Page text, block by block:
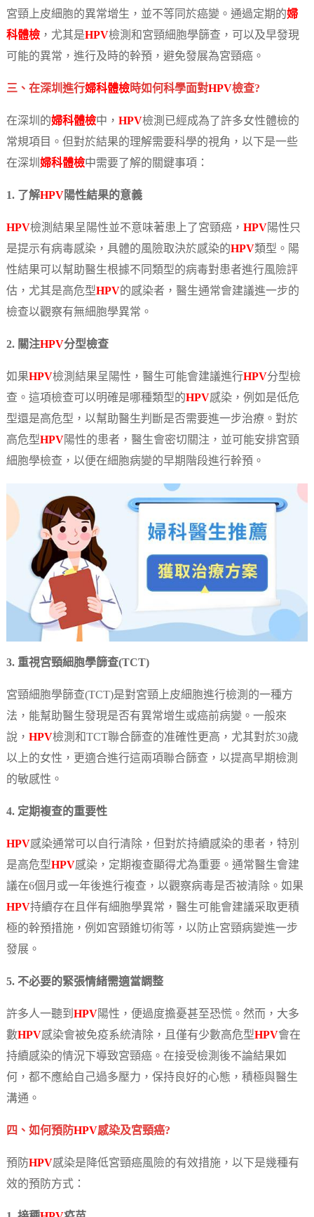
宮頸上皮細胞的異常增生，並不等同於癌變。通過定期的婦
科體檢，尤其是HPV檢測和宮頸細胞學篩查，可以及早發現
可能的異常，進行及時的幹預，避免發展為宮頸癌。
三、在深圳進行婦科體檢時如何科學面對HPV檢查?
在深圳的婦科體檢中， HPV檢測已經成為了許多女性體檢的
常規項目。但對於結果的理解需要科學的視角，以下是一些
在深圳 婦科體檢中需要了解的關鍵事項：
1. 了解HPV陽性結果的意義
HPV檢測結果呈陽性並不意味著患上了宮頸癌， HPV陽性只
是提示有病毒感染，具體的風險取決於感染的HPV類型。陽
性結果可以幫助醫生根據不同類型的病毒對患者進行風險評
估，尤其是高危型HPV的感染者，醫生通常會建議進一步的
檢查以觀察有無細胞學異常。
2. 關注HPV分型檢查
如果HPV檢測結果呈陽性，醫生可能會建議進行HPV分型檢
查。這項檢查可以明確是哪種類型的HPV感染，例如是低危
型還是高危型，以幫助醫生判斷是否需要進一步治療。對於
高危型HPV陽性的患者，醫生會密切關注，並可能安排宮頸
細胞學檢查，以便在細胞病變的早期階段進行幹預。
3. 重視宮頸細胞學篩查(TCT)
宮頸細胞學篩查(TCT)是對宮頸上皮細胞進行檢測的一種方
法，能幫助醫生發現是否有異常增生或癌前病變。一般來
說， HPV檢測和TCT聯合篩查的准確性更高，尤其對於30歲
以上的女性，更適合進行這兩項聯合篩查，以提高早期檢測
的敏感性。
4. 定期複查的重要性
HPV感染通常可以自行清除，但對於持續感染的患者，特別
是高危型HPV感染，定期複查顯得尤為重要。通常醫生會建
議在6個月或一年後進行複查，以觀察病毒是否被清除。如果
HPV持續存在且伴有細胞學異常，醫生可能會建議采取更積
極的幹預措施，例如宮頸錐切術等，以防止宮頸病變進一步
發展。
5. 不必要的緊張情緒需適當調整
許多人一聽到HPV 陽性，便過度擔憂甚至恐慌。然而，大多
數HPV感染會被免疫系統清除，且僅有少數高危型HPV會在
持續感染的情況下導致宮頸癌。在接受檢測後不論結果如
何，都不應給自己過多壓力，保持良好的心態，積極與醫生
溝通。
四、如何預防HPV感染及宮頸癌?
預防HPV感染是降低宮頸癌風險的有效措施，以下是幾種有
效的預防方式：